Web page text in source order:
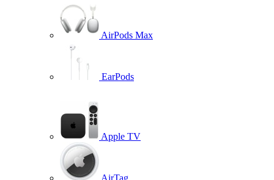
AirPods Max
EarPods
Apple TV